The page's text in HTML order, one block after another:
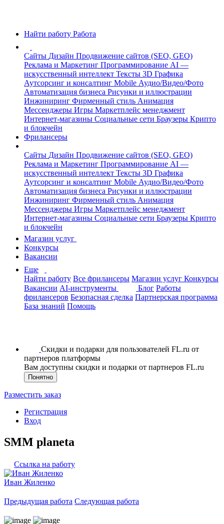
Найти работу Работа
Сайты Дизайн Продвижение сайтов (SEO, GEO)
Реклама и Маркетинг Программирование AI —
искусственный интеллект Тексты 3D Графика
Аутсорсинг и консалтинг Mobile Аудио/Видео/Фото
Автоматизация бизнеса Рисунки и иллюстрации
Инжиниринг Фирменный стиль Анимация
Мессенджеры Игры Маркетплейс менеджмент
Интернет-магазины Социальные сети Браузеры Крипто
и блокчейн
Фрилансеры
Сайты Дизайн Продвижение сайтов (SEO, GEO)
Реклама и Маркетинг Программирование AI —
искусственный интеллект Тексты 3D Графика
Аутсорсинг и консалтинг Mobile Аудио/Видео/Фото
Автоматизация бизнеса Рисунки и иллюстрации
Инжиниринг Фирменный стиль Анимация
Мессенджеры Игры Маркетплейс менеджмент
Интернет-магазины Социальные сети Браузеры Крипто
и блокчейн
Магазин услуг
Конкурсы
Вакансии
Еще
Найти работу Все фрилансеры Магазин услуг Конкурсы
Вакансии AI-инструменты Блог Работы
фрилансеров Безопасная сделка Партнерская программа
База знаний Помощь
Скидки и подарки для пользователей FL.ru от
партнеров платформы
Вам доступны скидки и подарки от партнеров FL.ru
Понятно
Разместить заказ
Регистрация
Вход
SMM planeta
Ссылка на работу
Иван Жиленко
Предыдущая работа Следующая работа